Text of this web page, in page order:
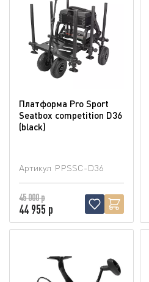
Платформа Pro Sport
Seatbox competition D36
(blaсk)
Артикул PPSSC-D36
45 000 р
44 955 р